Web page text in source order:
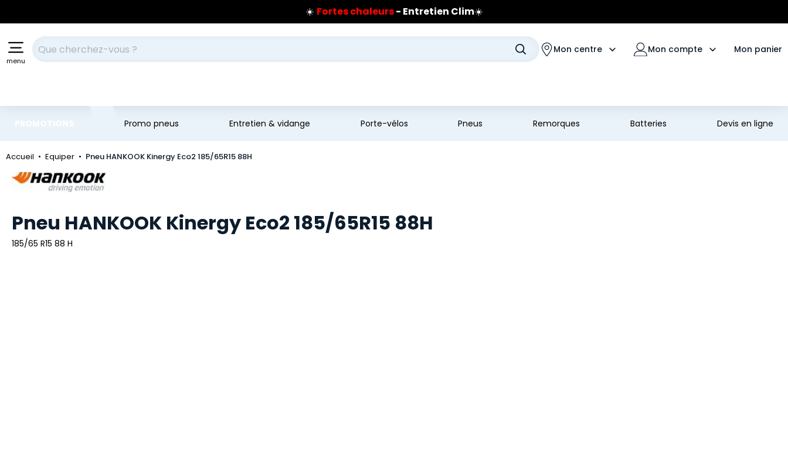
☀️ Fortes chaleurs- Entretien Clim☀️
Prix coûtant pneus Bridgestone
🔥Extincteur :réflexe sécurité🔥
sur les pneus Bridgestone
menu
Votre recherche Mon centre Mon compte Mon panier
Promo pneus Entretien & vidange Porte-vélos Pneus Remorques Batteries Devis en ligne
Accueil Equiper Pneu HANKOOK Kinergy Eco2 185/65R15 88H
Marque
Pneu HANKOOK Kinergy Eco2 185/65R15 88H
185/65 R15 88 H